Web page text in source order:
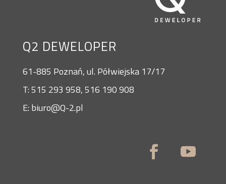
Q2 DEWELOPER
61-885 Poznań, ul. Półwiejska 17/17
T: 515 293 958, 516 190 908
E: biuro@Q-2.pl